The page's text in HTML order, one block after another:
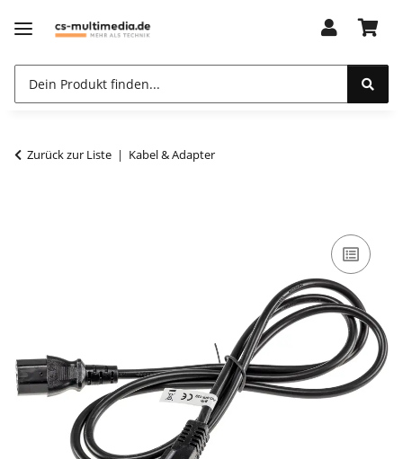
Zurück zur Liste Kabel & Adapter